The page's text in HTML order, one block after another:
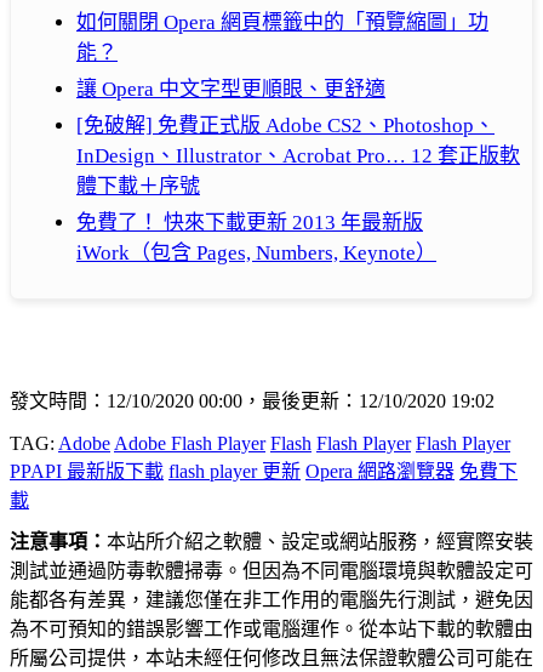
如何關閉 Opera 網頁標籤中的「預覽縮圖」功
能？
讓 Opera 中文字型更順眼、更舒適
[免破解] 免費正式版 Adobe CS2、Photoshop、
InDesign、Illustrator、Acrobat Pro… 12 套正版軟
體下載＋序號
免費了！ 快來下載更新 2013 年最新版
iWork（包含 Pages, Numbers, Keynote）
發文時間：12/10/2020 00:00，最後更新：12/10/2020 19:02
TAG: Adobe Adobe Flash Player Flash Flash Player Flash Player
PPAPI 最新版下載 flash player 更新 Opera 網路瀏覽器 免費下
載
注意事項： 本站所介紹之軟體、設定或網站服務，經實際安裝
測試並通過防毒軟體掃毒。但因為不同電腦環境與軟體設定可
能都各有差異，建議您僅在非工作用的電腦先行測試，避免因
為不可預知的錯誤影響工作或電腦運作。從本站下載的軟體由
所屬公司提供，本站未經任何修改且無法保證軟體公司可能在